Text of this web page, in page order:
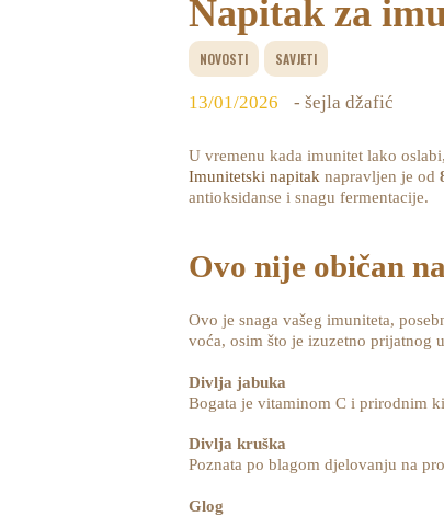
Napitak za
NOVOSTI SAVJETI
13/01/2026 - šejla džafić
U vremenu kada imunitet lako
Imunitetski napitak napravljen je od
antioksidanse i snagu fermentacije.
Ovo nije običan
Ovo je snaga vašeg imuniteta,
voća, osim što je izuzetno prijatnog
Divlja jabuka
Bogata je vitaminom C i prirodnim
Divlja kruška
Poznata po blagom djelovanju na
Glog